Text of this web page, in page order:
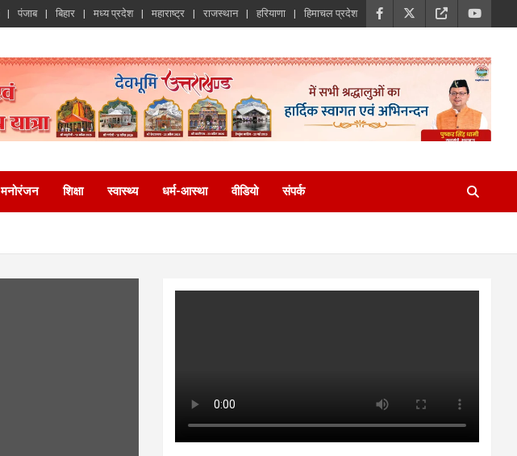
पंजाब बिहार मध्य प्रदेश महाराष्ट्र राजस्थान हरियाणा हिमाचल प्रदेश
मनोरंजन शिक्षा स्वास्थ्य धर्म-आस्था वीडियो संपर्क